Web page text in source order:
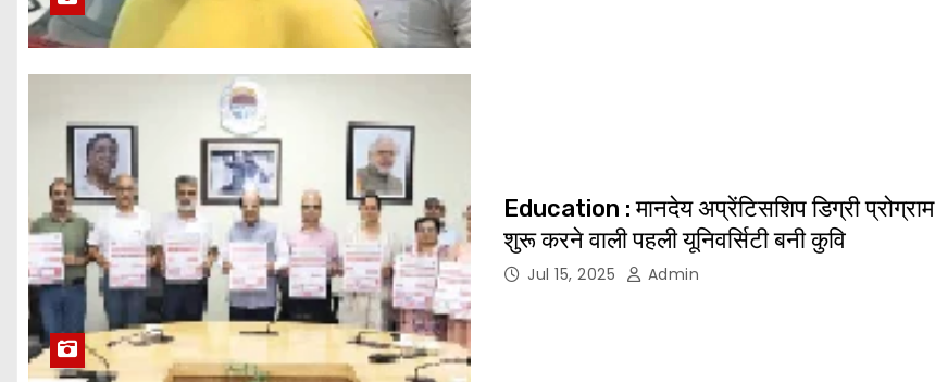
Education : मानदेय अप्रेंटिसशिप डिग्री प्रोग्राम
शुरू करने वाली पहली यूनिवर्सिटी बनी कुवि
Jul 15, 2025 Admin